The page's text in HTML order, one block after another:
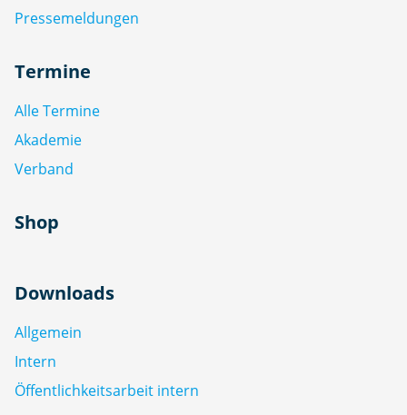
Pressemeldungen
Termine
Alle Termine
Akademie
Verband
Shop
Downloads
Allgemein
Intern
Öffentlichkeitsarbeit intern